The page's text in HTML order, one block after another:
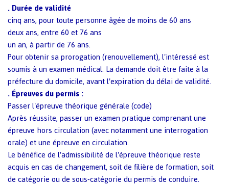
.Durée de validité
cinq ans, pour toute personne âgée de moins de 60 ans
deux ans, entre 60 et 76 ans
un an, à partir de 76 ans.
Pour obtenir sa prorogation (renouvellement), l'intéressé est
soumis à un examen médical. La demande doit être faite à la
préfecture du domicile, avant l'expiration du délai de validité.
.Épreuves du permis :
Passer l'épreuve théorique générale (code)
Après réussite, passer un examen pratique comprenant une
épreuve hors circulation (avec notamment une interrogation
orale) et une épreuve en circulation.
Le bénéfice de l'admissibilité de l'épreuve théorique reste
acquis en cas de changement, soit de filière de formation, soit
de catégorie ou de sous-catégorie du permis de conduire.